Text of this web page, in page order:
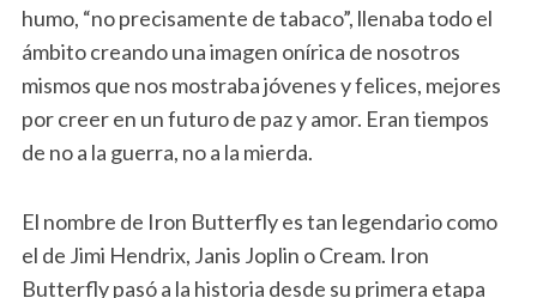
humo, “no precisamente de tabaco”, llenaba todo el
ámbito creando una imagen onírica de nosotros
mismos que nos mostraba jóvenes y felices, mejores
por creer en un futuro de paz y amor. Eran tiempos
de no a la guerra, no a la mierda.
El nombre de Iron Butterfly es tan legendario como
el de Jimi Hendrix, Janis Joplin o Cream. Iron
Butterfly pasó a la historia desde su primera etapa